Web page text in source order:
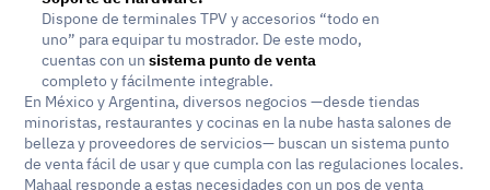
Dispone de terminales TPV y accesorios “todo en
uno” para equipar tu mostrador. De este modo,
cuentas con un sistema punto de venta
completo y fácilmente integrable.
En México y Argentina, diversos negocios —desde tiendas
minoristas, restaurantes y cocinas en la nube hasta salones de
belleza y proveedores de servicios— buscan un sistema punto
de venta fácil de usar y que cumpla con las regulaciones locales.
Mahaal responde a estas necesidades con un pos de venta